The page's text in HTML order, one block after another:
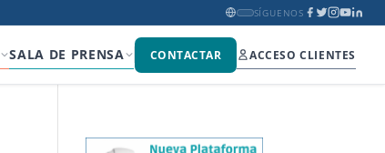
SÍGUENOS
SALA DE PRENSA CONTACTAR ACCESO CLIENTES